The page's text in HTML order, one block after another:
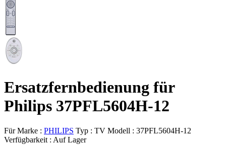
Ersatzfernbedienung für
Philips 37PFL5604H-12
Für Marke : PHILIPS Typ : TV Modell : 37PFL5604H-12
Verfügbarkeit : Auf Lager